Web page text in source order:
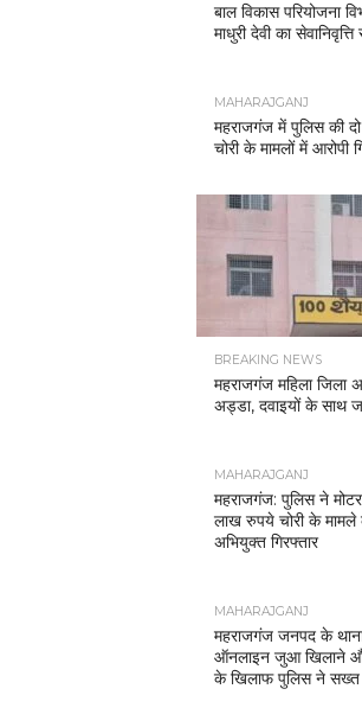
बाल विकास परियोजना
माधुरी देवी का
MAHARAJGANJ
महराजगंज में पुलिस की दो
चोरी के मामलों में आरोपी
BREAKING NEWS
महराजगंज महिला जिला
अड्डा, दवाइयों के साथ
MAHARAJGANJ
महराजगंज: पुलिस ने
लाख रुपये चोरी के मामले
अभियुक्त गिरफ्तार
MAHARAJGANJ
महराजगंज जनपद के थाना
ऑनलाइन जुआ खिलाने
के खिलाफ पुलिस ने सख्त